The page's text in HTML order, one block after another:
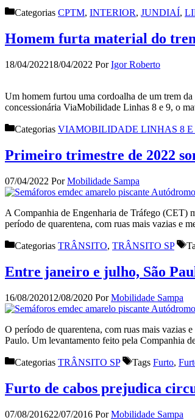
Categorias CPTM, INTERIOR, JUNDIAÍ,
Homem furta material do
18/04/202218/04/2022 PorIgor Roberto
Um homem furtou uma cordoalha de um trem
concessionária ViaMobilidade Linhas 8 e 9, o
Categorias VIAMOBILIDADE LINHAS 8 E
Primeiro trimestre de 2022
07/04/2022 PorMobilidade Sampa
A Companhia de Engenharia de Tráfego (CET)
período de quarentena, com ruas mais vazias e
Categorias TRÂNSITO, TRÂNSITO SP
Entre janeiro e julho, São
16/08/202012/08/2020 PorMobilidade Sampa
O período de quarentena, com ruas mais vazias
Paulo. Um levantamento feito pela Companhia
Categorias TRÂNSITO SP Tags Furto,
Furto de cabos prejudica
07/08/201622/07/2016 PorMobilidade Sampa